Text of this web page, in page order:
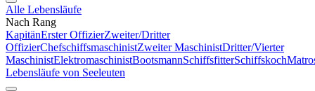
Alle Lebensläufe
Nach Rang
KapitänErster OffizierZweiter/Dritter
OffizierChefschiffsmaschinistZweiter MaschinistDritter/Vierter
MaschinistElektromaschinistBootsmannSchiffsfitterSchiffskoch
Lebensläufe von Seeleuten